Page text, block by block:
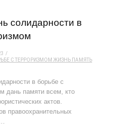
солидарности в
С ТЕРРОРИЗМОМ ЖИЗНЬ ПАМЯТЬ
в борьбе с
дань памяти всем, кто
актов.
правоохранительных